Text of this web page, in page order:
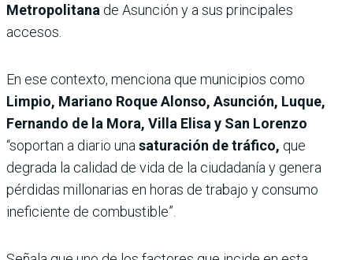
Metropolitana de Asunción y a sus principales
accesos.
En ese contexto, menciona que municipios como
Limpio, Mariano Roque Alonso, Asunción, Luque,
Fernando de la Mora, Villa Elisa y San Lorenzo
“soportan a diario una saturación de tráfico, que
degrada la calidad de vida de la ciudadanía y genera
pérdidas millonarias en horas de trabajo y consumo
ineficiente de combustible”.